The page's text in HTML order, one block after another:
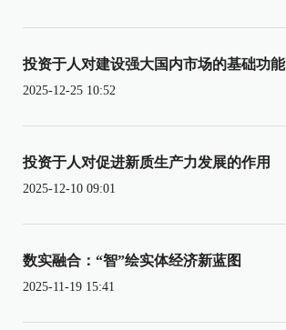
投资于人对建设强大国内市场的基础功能
2025-12-25 10:52
投资于人对促进新质生产力发展的作用
2025-12-10 09:01
数实融合：“智”绘实体经济新蓝图
2025-11-19 15:41